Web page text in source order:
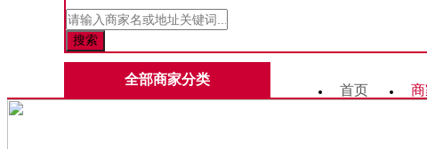
全部商家分类
首页